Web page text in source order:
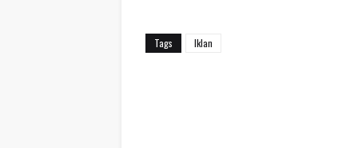
Tags Iklan